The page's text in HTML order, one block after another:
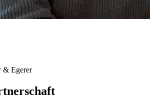
& Egerer